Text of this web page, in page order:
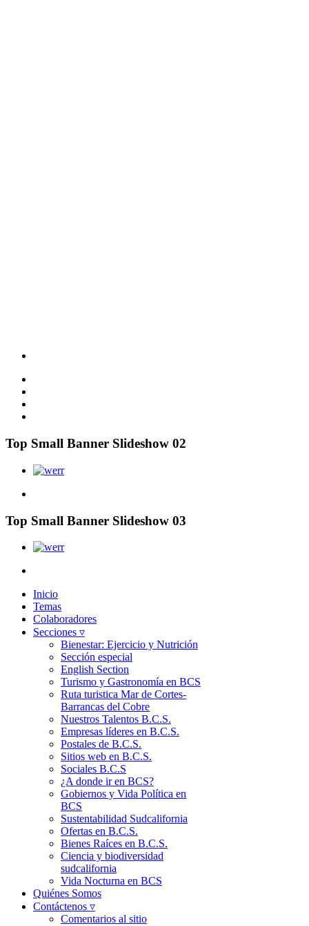
Top Small Banner Slideshow 02
Top Small Banner Slideshow 03
Inicio
Temas
Colaboradores
Secciones ▿
Bienestar: Ejercicio y Nutrición
Sección especial
English Section
Turismo y Gastronomía en BCS
Ruta turistica Mar de Cortes-
Barrancas del Cobre
Nuestros Talentos B.C.S.
Empresas líderes en B.C.S.
Postales de B.C.S.
Sitios web en B.C.S.
Sociales B.C.S
¿A donde ir en BCS?
Gobiernos y Vida Política en
BCS
Sustentabilidad Sudcalifornia
Ofertas en B.C.S.
Bienes Raíces en B.C.S.
Ciencia y biodiversidad
sudcalifornia
Vida Nocturna en BCS
Quiénes Somos
Contáctenos ▿
Comentarios al sitio